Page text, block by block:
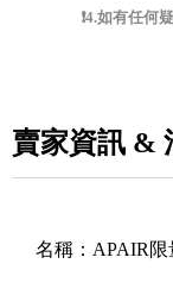
❗️4.如有任
賣家資訊 &
名稱： APAIR